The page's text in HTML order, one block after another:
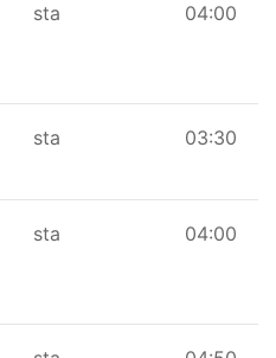
sta 04:00
sta 03:30
sta 04:00